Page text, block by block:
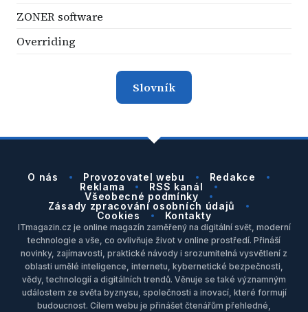
ZONER software
Overriding
Slovník
O nás Provozovatel webu
Redakce
Reklama
RSS kanál
Všeobecné podmínky
Zásady zpracování osobních údajů
Cookies
Kontakty
ITmagazin.cz je online magazín zaměřený na digitální svět, moderní
technologie a vše, co ovlivňuje život v online prostředí. Přináší
novinky, zajímavosti, praktické návody i srozumitelná vysvětlení z
oblasti umělé inteligence, internetu, kybernetické bezpečnosti,
vědy, technologií a digitálních trendů. Věnuje se také významným
událostem ze světa byznysu, společnosti a inovací, které formují
budoucnost. Cílem webu je přinášet čtenářům přehledné,